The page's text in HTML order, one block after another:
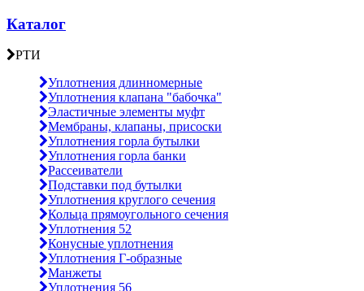
Каталог
РТИ
Уплотнения длинномерные
Уплотнения клапана "бабочка"
Эластичные элементы муфт
Мембраны, клапаны, присоски
Уплотнения горла бутылки
Уплотнения горла банки
Рассеиватели
Подставки под бутылки
Уплотнения круглого сечения
Кольца прямоугольного сечения
Уплотнения 52
Конусные уплотнения
Уплотнения Г-образные
Манжеты
Уплотнения 56